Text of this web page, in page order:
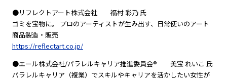
●リフレクトアート株式会社 福村 彩乃 氏
ゴミを宝物に。 プロのアーティストが生み出す、日常使いのアート
商品製造・販売
https://reflectart.co.jp/
●エール株式会社/パラレルキャリア推進委員会®️ 美宝 れいこ 氏
パラレルキャリア（複業）でスキルやキャリアを活かしたい女性が